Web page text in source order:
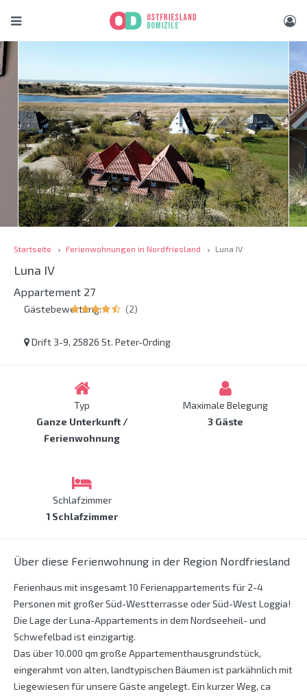
Startseite Ferienwohnungen in Nordfriesland Luna IV
Luna IV
Appartement 27
Gästebewertung: (2)
Drift 3-9, 25826 St. Peter-Ording
Typ
Ganze Unterkunft /
Ferienwohnung
Maximale Belegung
3 Gäste
Schlafzimmer
1 Schlafzimmer
Über diese Ferienwohnung in der Region Nordfriesland
Ferienhaus mit insgesamt 10 Ferienappartements für 2-4
Personen mit großer Süd-Westterrasse oder Süd-West Loggia!
Die Lage der Luna-Appartements in dem Nordseeheil- und
Schwefelbad ist einzigartig.
Das über 10.000 qm große Appartementhausgrundstück,
eingerahmt von alten, landtypischen Bäumen ist parkähnlich mit
Liegewiesen für unsere Gäste angelegt. Ein kurzer Weg, ca